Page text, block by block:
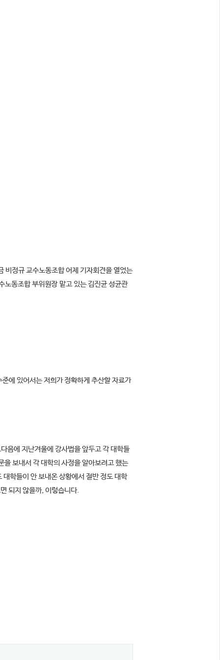
비정규 교수노동조합 어제 기자회견을 열었는
노동조합 부위원장 맡고 있는 김진균 성균관
에 있어서는 저희가 정확하게 추산할 자료가
음에 지난겨울에 강사법을 앞두고 각 대학들
을 보내서 각 대학의 사정을 알아보려고 했는
학들이 안 보내온 상황에서 절반 정도 대학
되지 않을까, 이렇습니다.